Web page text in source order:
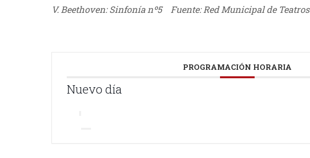
V. Beethoven: Sinfonía nº5/// Fuente: Red Municipal de Teatros
PROGRAMACIÓN HORARIA
Nuevo día